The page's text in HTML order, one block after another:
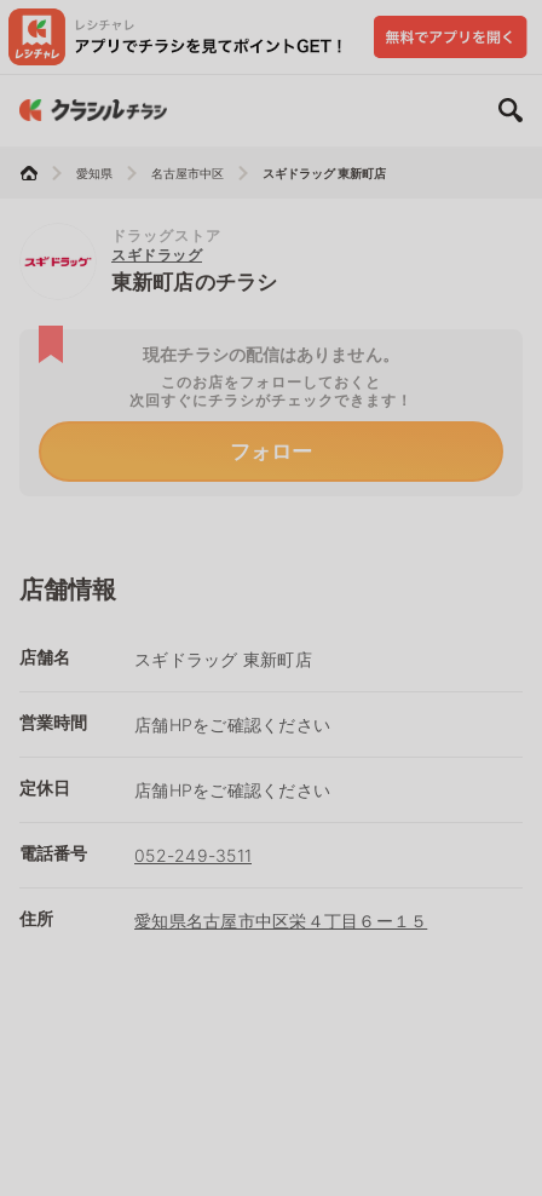
愛知県 名古屋市中区 スギドラッグ 東新町店
ドラッグストア
スギドラッグ
東新町店のチラシ
現在チラシの配信はありません。
このお店をフォローしておくと
次回すぐにチラシがチェックできます！
フォロー
店舗情報
店舗名 スギドラッグ 東新町店
営業時間 店舗HPをご確認ください
定休日 店舗HPをご確認ください
電話番号 052-249-3511
住所 愛知県名古屋市中区栄４丁目６ー１５